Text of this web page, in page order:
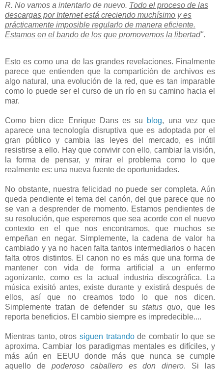
R. No vamos a intentarlo de nuevo. Todo el proceso de las
descargas por Internet está creciendo muchísimo y es
prácticamente imposible regularlo de manera eficiente.
Estamos en el bando de los que promovemos la libertad".
Esto es como una de las grandes revelaciones. Finalmente
parece que entienden que la compartición de archivos es
algo natural, una evolución de la red, que es tan imparable
como lo puede ser el curso de un río en su camino hacia el
mar.
Como bien dice Enrique Dans es su blog, una vez que
aparece una tecnología disruptiva que es adoptada por el
gran público y cambia las leyes del mercado, es inútil
resistirse a ello. Hay que convivir con ello, cambiar la visión,
la forma de pensar, y mirar el problema como lo que
realmente es: una nueva fuente de oportunidades.
No obstante, nuestra felicidad no puede ser completa. Aún
queda pendiente el tema del canón, del que parece que no
se van a desprender de momento. Estamos pendientes de
su resolución, que esperemos que sea acorde con el nuevo
contexto en el que nos encontramos, que muchos se
empeñan en negar. Simplemente, la cadena de valor ha
cambiado y ya no hacen falta tantos intermediarios o hacen
falta otros distintos. El canon no es más que una forma de
mantener con vida de forma artificial a un enfermo
agonizante, como es la actual industria discográfica. La
música exisitó antes, existe durante y existirá después de
ellos, así que no creamos todo lo que nos dicen.
Simplemente tratan de defender su status quo, que les
reporta beneficios. El cambio siempre es impredecible....
Mientras tanto, otros siguen tratandode combatir lo que se
aproxima. Cambiar los paradigmas mentales es difíciles, y
más aún en EEUU donde más que nunca se cumple
aquello de poderoso caballero es don dinero. Si las